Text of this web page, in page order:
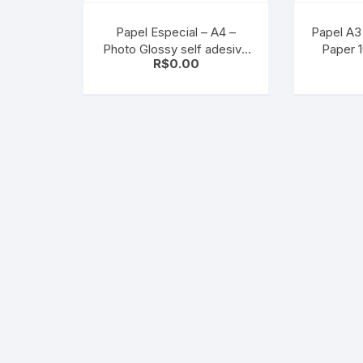
Papel Especial – A4 –
Photo Glossy self adesive
adesivo – 20 Fls
R$0.00
Papel
Paper